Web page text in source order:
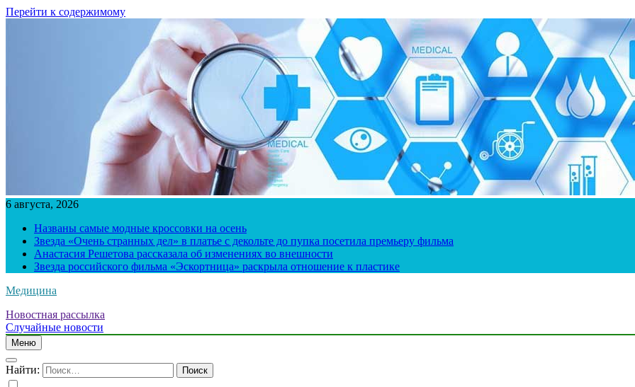
Перейти к содержимому
6 августа, 2026
Названы самые модные кроссовки на осень
Звезда «Очень странных дел» в платье с декольте до пупка посетила премьеру фильма
Анастасия Решетова рассказала об изменениях во внешности
Звезда российского фильма «Эскортница» раскрыла отношение к пластике
Медицина
Новостная рассылка
Случайные новости
Меню
Найти: